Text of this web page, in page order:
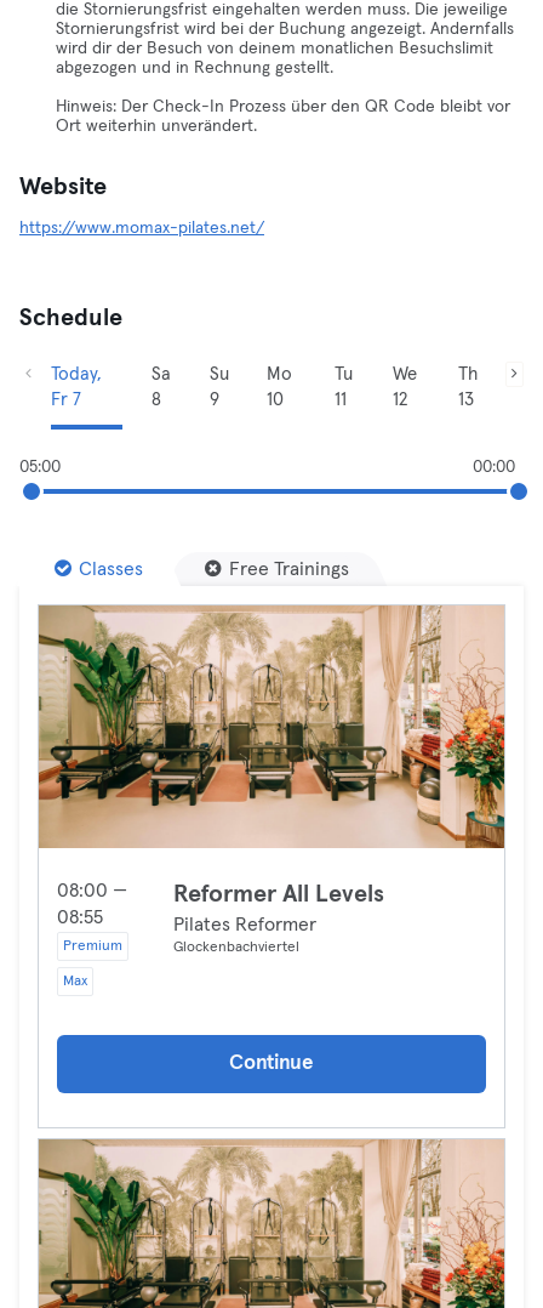
die Stornierungsfrist eingehalten werden muss. Die jeweilige
Stornierungsfrist wird bei der Buchung angezeigt. Andernfalls
wird dir der Besuch von deinem monatlichen Besuchslimit
abgezogen und in Rechnung gestellt.
Hinweis: Der Check-In Prozess über den QR Code bleibt vor
Ort weiterhin unverändert.
Website
https://www.momax-pilates.net/
Schedule
Today,
Fr 7
Sa
8
Su
9
Mo
10
Tu
11
We
12
Th
13
05:00 00:00
Classes Free Trainings
08:00 —
08:55
Premium
Max
Reformer All Levels
Pilates Reformer
Glockenbachviertel
Continue